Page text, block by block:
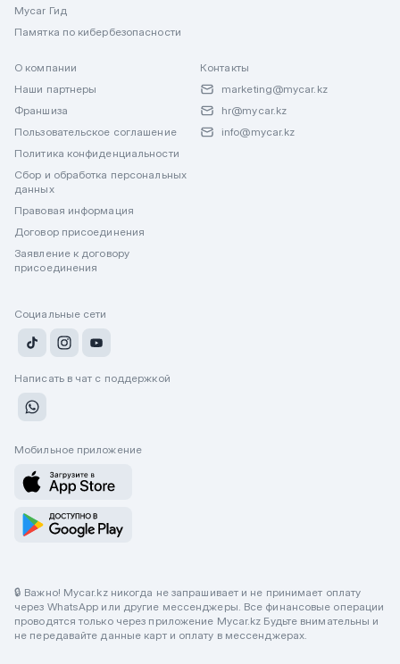
Mycar Гид
Памятка по кибербезопасности
О компании
Наши партнеры
Франшиза
Пользовательское соглашение
Политика конфиденциальности
Сбор и обработка персональных
данных
Правовая информация
Договор присоединения
Заявление к договору
присоединения
Контакты
marketing@mycar.kz
hr@mycar.kz
info@mycar.kz
Социальные сети
Написать в чат с поддержкой
Мобильное приложение
🔒 Важно! Mycar.kz никогда не запрашивает и не принимает оплату
через WhatsApp или другие мессенджеры. Все финансовые операции
проводятся только через приложение Mycar.kz Будьте внимательны и
не передавайте данные карт и оплату в мессенджерах.